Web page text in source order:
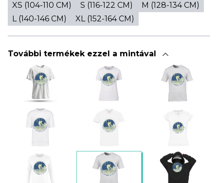
XS (104-110 CM)
S (116-122 CM)
M (128-134 CM)
L (140-146 CM)
XL (152-164 CM)
További termékek ezzel a mintával